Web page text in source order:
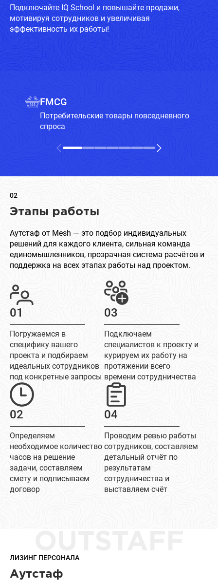
Подключайте IQ School и повышайте продажи,
мотивируя сотрудников и увеличивая
эффективность их работы!
FMCG
Потребительские товары повседневного
спроса
02
Этапы работы
Аутстаф от Mesh — это подбор индивидуальных
решений для каждого клиента, сильная команда
единомышленников, прозрачная система расчётов и
поддержка на всех этапах работы над проектом.
01
Погружаемся в
специфику вашего
проекта и подбираем
идеальных сотрудников
под конкретные запросы
03
Подключаем
специалистов к проекту и
курируем их работу на
протяжении всего
времени сотрудничества
02
Определяем
необходимое количество
часов на решение
задачи, составляем
смету и подписываем
договор
04
Проводим ревью работы
сотрудников, составляем
детальный отчёт по
результатам
сотрудничества и
выставляем счёт
ЛИЗИНГ ПЕРСОНАЛА
Аутстаф